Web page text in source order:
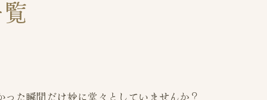
た瞬間だけ妙に堂々としていませんか？